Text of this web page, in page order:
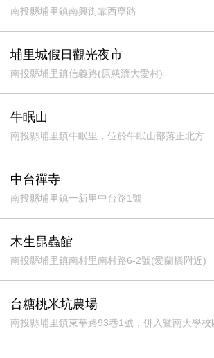
南投縣埔里鎮南興街靠西寧路
埔里城假日觀光夜市
南投縣埔里鎮信義路(原慈濟大愛村)
牛眠山
南投縣埔里鎮牛眠里，位於牛眠山部落正北方
中台禪寺
南投縣埔里鎮一新里中台路1號
木生昆蟲館
南投縣埔里鎮南村里南村路6-2號(愛蘭橋附近)
台糖桃米坑農場
南投縣埔里鎮東華路93巷1號，併入暨南大學校